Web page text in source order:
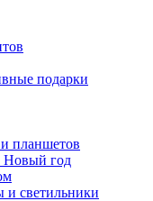
подарки
планшетов
Новый год
и светильники